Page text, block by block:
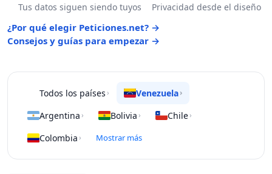
Tus datos siguen siendo tuyos Privacidad desde el diseño
¿Por qué elegir Peticiones.net? →
Consejos y guías para empezar →
Todos los países › Venezuela›
Argentina › Bolivia › Chile›
Colombia › Mostrar más